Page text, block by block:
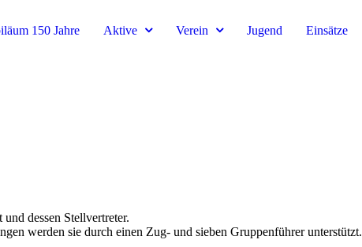
150 Jahre Aktive Verein Jugend Einsätze
dessen Stellvertreter.
werden sie durch einen Zug- und sieben Gruppenführer unterstützt.